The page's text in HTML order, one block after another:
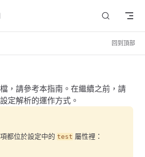
回到頂部
，請參考本指南 。在繼續之前，請
定解析的運作方式。
都位於設定中的 test 屬性裡：